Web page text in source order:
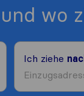
wo
Ich ziehe